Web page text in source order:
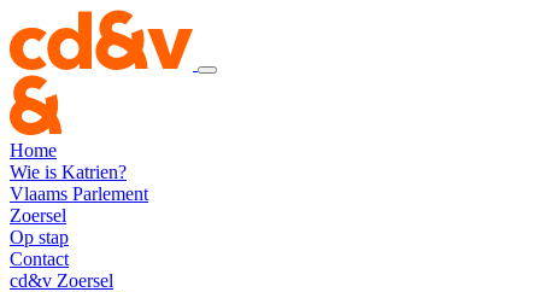
Home
Wie is Katrien?
Vlaams Parlement
Zoersel
Op stap
Contact
cd&v Zoersel